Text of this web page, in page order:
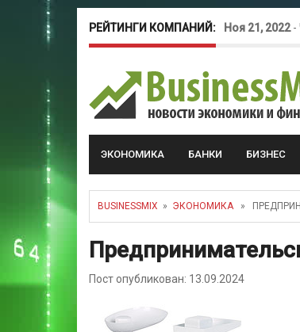
РЕЙТИНГИ КОМПАНИЙ: Ноя 21, 2022-
Май 16, 2022-
ЭКОНОМИКА БАНКИ БИЗНЕС
BUSINESSMIX » ЭКОНОМИКА»
Пост опубликован: 13.09.2024